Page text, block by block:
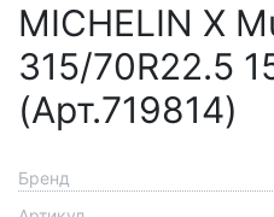
MICHELIN X
315/70R22.5
(Арт.719814)
Бренд